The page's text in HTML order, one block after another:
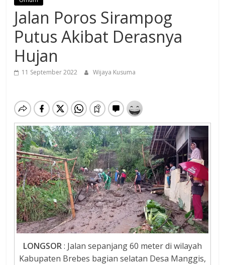
Jalan Poros Sirampog
Putus Akibat Derasnya
Hujan
11 September 2022 Wijaya Kusuma
LONGSOR: Jalan sepanjang 60 meter di wilayah
Kabupaten Brebes bagian selatan Desa Manggis,